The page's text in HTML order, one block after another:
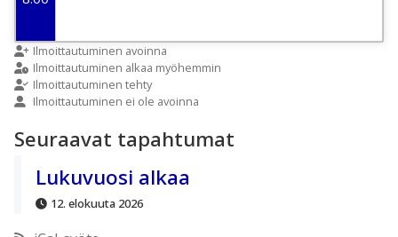
9:00
10:00
12:00
Ilmoittautuminen avoinna
Ilmoittautuminen alkaa myöhemmin
Ilmoittautuminen tehty
Ilmoittautuminen ei ole avoinna
Seuraavat tapahtumat
Lukuvuosi alkaa
12. elokuuta 2026